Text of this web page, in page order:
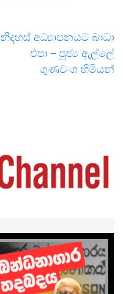
නිදහස් අධ්‍යාපනයට බාධා
එපා – පුජ්‍ය ඇල්ලේ
ගුණවංශ හිමියන්